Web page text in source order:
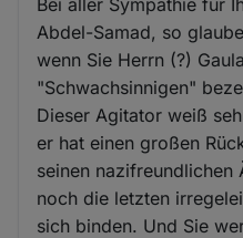
Abdel-Samad, so
wenn Sie Herrn (?)
"Schwachsinnigen"
Dieser Agitator weiß
er hat einen großen
seinen nazifreundlichen
noch die letzten
sich binden. Und Sie